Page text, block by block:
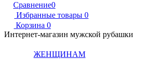
Сравнение0
Избранные товары 0
Корзина 0
Интернет-магазин мужской рубашки
ЖЕНЩИНАМ